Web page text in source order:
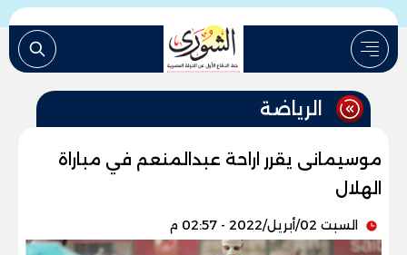
الرياضة
موسيمانى يقرر اراحة عبدالمنعم في مباراة
الهلال
السبت 02/أبريل/2022 - 02:57 م